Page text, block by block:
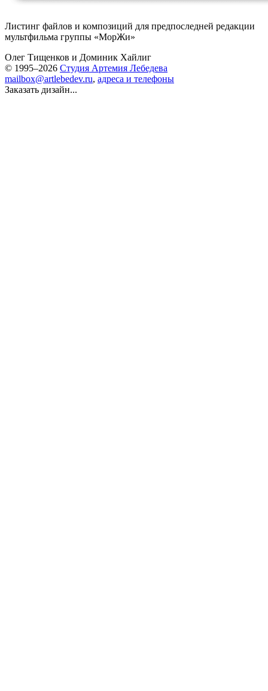
Листинг файлов и композиций для предпоследней редакции
мультфильма группы «МорЖи»
Олег Тищенков и Доминик Хайлиг
© 1995–2026 Студия Артемия Лебедева
mailbox@artlebedev.ru, адреса и телефоны
Заказать дизайн...